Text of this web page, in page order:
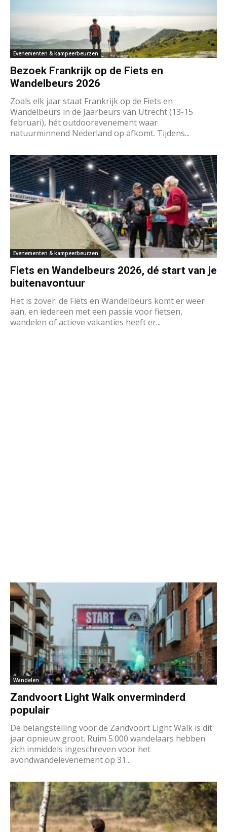
Evenementen & kampeerbeurzen
Bezoek Frankrijk op de Fiets en
Wandelbeurs 2026
Zoals elk jaar staat Frankrijk op de Fiets en
Wandelbeurs in de Jaarbeurs van Utrecht (13-15
februari), hét outdoorevenement waar
natuurminnend Nederland op afkomt. Tijdens...
Evenementen & kampeerbeurzen
Fiets en Wandelbeurs 2026, dé start van je
buitenavontuur
Het is zover: de Fiets en Wandelbeurs komt er weer
aan, en iedereen met een passie voor fietsen,
wandelen of actieve vakanties heeft er...
Wandelen
Zandvoort Light Walk onverminderd
populair
De belangstelling voor de Zandvoort Light Walk is dit
jaar opnieuw groot. Ruim 5.000 wandelaars hebben
zich inmiddels ingeschreven voor het
avondwandelevenement op 31...